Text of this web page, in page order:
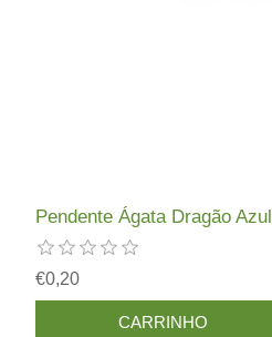
Pendente Ágata Dragão Azul
€0,20